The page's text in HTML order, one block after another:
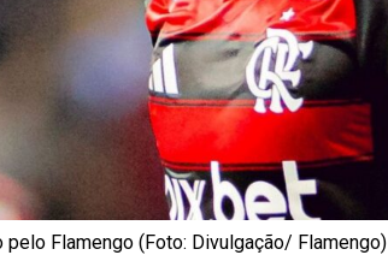
pelo Flamengo (Foto: Divulgação/ Flamengo)